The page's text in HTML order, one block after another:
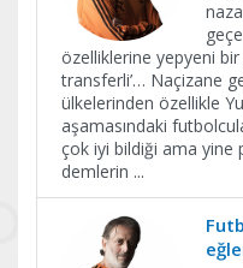
özelliklerine yepyeni
transferli’… Naçizane
ülkelerinden özellikle
aşamasındaki
çok iyi bildiği ama yine
demlerin ...